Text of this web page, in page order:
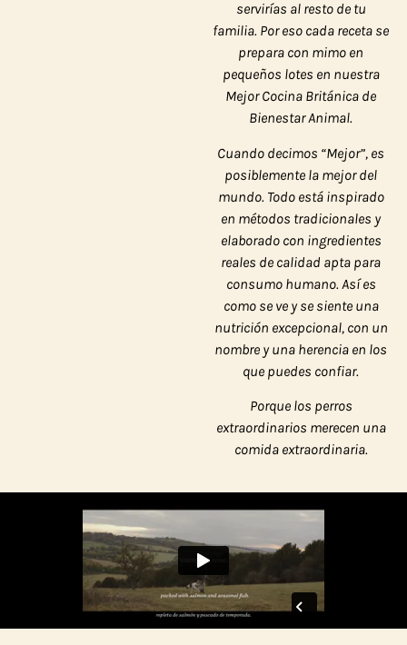
servirías al resto de tu
familia. Por eso cada receta se
prepara con mimo en
pequeños lotes en nuestra
Mejor Cocina Británica de
Bienestar Animal.
Cuando decimos “Mejor”, es
posiblemente la mejor del
mundo. Todo está inspirado
en métodos tradicionales y
elaborado con ingredientes
reales de calidad apta para
consumo humano. Así es
como se ve y se siente una
nutrición excepcional, con un
nombre y una herencia en los
que puedes confiar.
Porque los perros
extraordinarios merecen una
comida extraordinaria.